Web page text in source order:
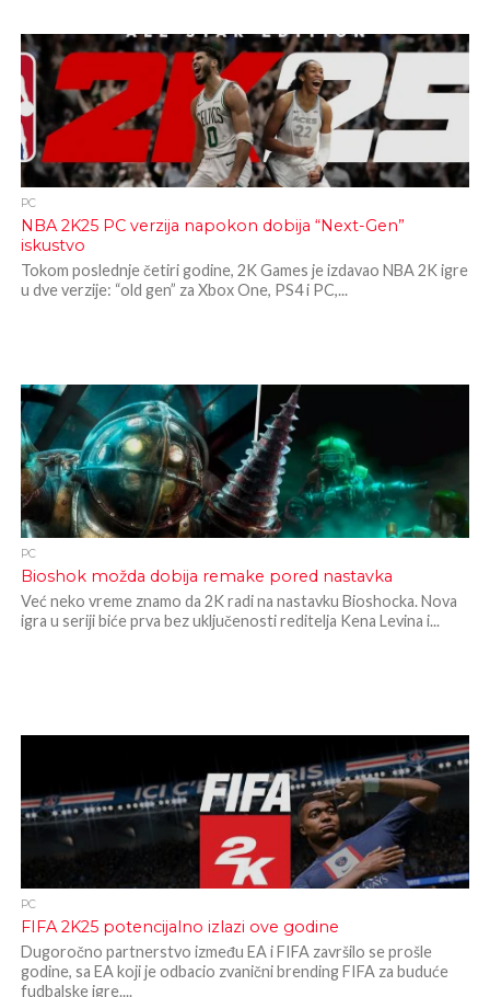
PC
NBA 2K25 PC verzija napokon dobija “Next-Gen”
iskustvo
Tokom poslednje četiri godine, 2K Games je izdavao NBA 2K igre
u dve verzije: “old gen” za Xbox One, PS4 i PC,...
PC
Bioshok možda dobija remake pored nastavka
Već neko vreme znamo da 2K radi na nastavku Bioshocka. Nova
igra u seriji biće prva bez uključenosti reditelja Kena Levina i...
PC
FIFA 2K25 potencijalno izlazi ove godine
Dugoročno partnerstvo između EA i FIFA završilo se prošle
godine, sa EA koji je odbacio zvanični brending FIFA za buduće
fudbalske igre....